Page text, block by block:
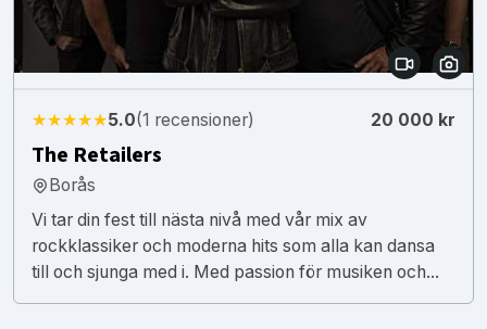
★★★★★5.0(1 recensioner) 20 000 kr
The Retailers
Borås
Vi tar din fest till nästa nivå med vår mix av
rockklassiker och moderna hits som alla kan dansa
till och sjunga med i. Med passion för musiken och...